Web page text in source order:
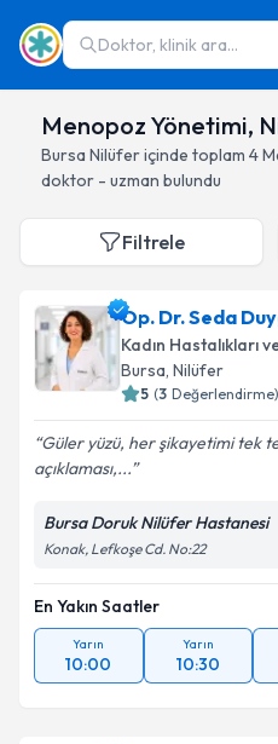
Doktor, klinik ara...
Menopoz Yönetimi,
Bursa Nilüferiçinde toplam 4
doktor - uzman bulundu
Filtrele
Op. Dr. Seda
Kadın Hastalıkları
Bursa, Nilüfer
5 (3 Değerlendirme)
Güler yüzü, her şikayetimi tek
açıklaması,...
Bursa Doruk Nilüfer Hastanesi
Konak, Lefkoşe Cd. No:22
En Yakın Saatler
Yarın
10:00
Yarın
10:30